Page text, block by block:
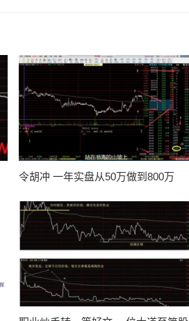
令胡冲 一年实盘从50万做到800万